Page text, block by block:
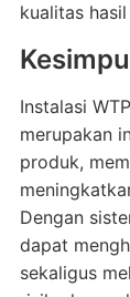
kualitas
Instalasi
merupakan
produk,
Dengan
dapat
sekaligus